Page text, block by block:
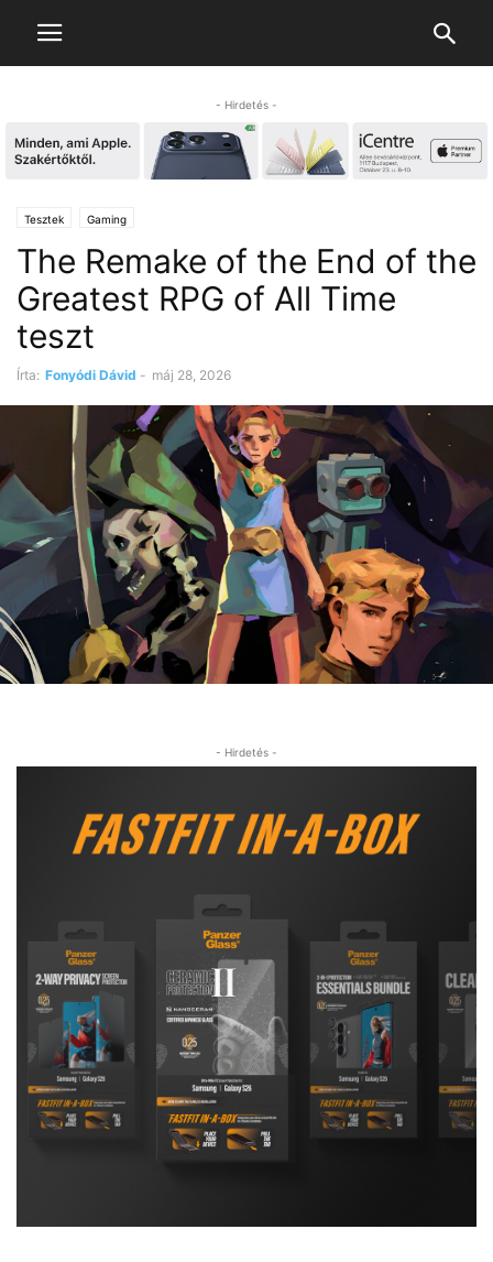
- Hirdetés -
Tesztek Gaming
The Remake of the End of the
Greatest RPG of All Time
teszt
Írta: Fonyódi Dávid - máj 28, 2026
- Hirdetés -